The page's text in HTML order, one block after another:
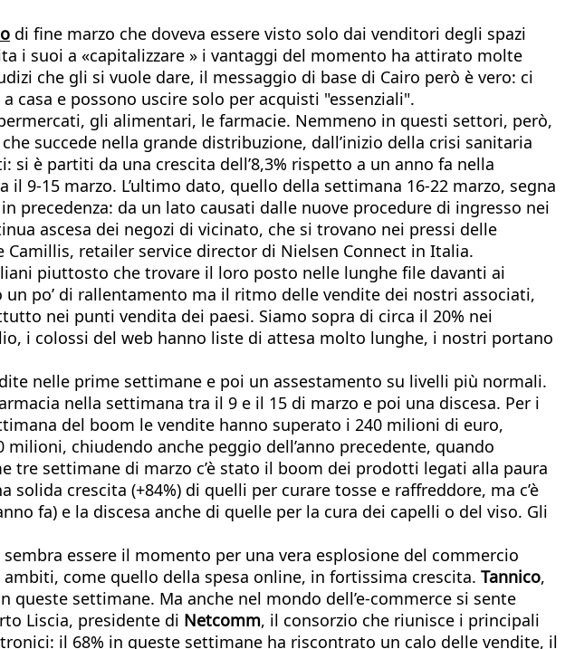
di fine marzo che doveva essere visto solo dai venditori degli spazi
i suoi a «capitalizzare » i vantaggi del momento ha attirato molte
che gli si vuole dare, il messaggio di base di Cairo però è vero: ci
e possono uscire solo per acquisti "essenziali".
gli alimentari, le farmacie. Nemmeno in questi settori, però,
succede nella grande distribuzione, dall’inizio della crisi sanitaria
è partiti da una crescita dell’8,3% rispetto a un anno fa nella
9-15 marzo. L’ultimo dato, quello della settimana 16-22 marzo, segna
da un lato causati dalle nuove procedure di ingresso nei
ascesa dei negozi di vicinato, che si trovano nei pressi delle
Camillis, retailer service director di Nielsen Connect in Italia.
piuttosto che trovare il loro posto nelle lunghe file davanti ai
po’ di rallentamento ma il ritmo delle vendite dei nostri associati,
nei punti vendita dei paesi. Siamo sopra di circa il 20% nei
i colossi del web hanno liste di attesa molto lunghe, i nostri portano
nelle prime settimane e poi un assestamento su livelli più normali.
nella settimana tra il 9 e il 15 di marzo e poi una discesa. Per i
del boom le vendite hanno superato i 240 milioni di euro,
chiudendo anche peggio dell’anno precedente, quando
tre settimane di marzo c’è stato il boom dei prodotti legati alla paura
crescita (+84%) di quelli per curare tosse e raffreddore, ma c’è
fa) e la discesa anche di quelle per la cura dei capelli o del viso. Gli
essere il momento per una vera esplosione del commercio
come quello della spesa online, in fortissima crescita. Tannico,
settimane. Ma anche nel mondo dell’e-commerce si sente
Liscia, presidente di Netcomm, il consorzio che riunisce i principali
il 68% in queste settimane ha riscontrato un calo delle vendite, il